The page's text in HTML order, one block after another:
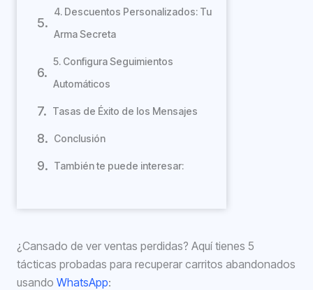
4. Descuentos Personalizados: Tu
Arma Secreta
5. Configura Seguimientos
Automáticos
Tasas de Éxito de los Mensajes
Conclusión
También te puede interesar:
¿Cansado de ver ventas perdidas? Aquí tienes 5
tácticas probadas para recuperar carritos abandonados
usando WhatsApp: